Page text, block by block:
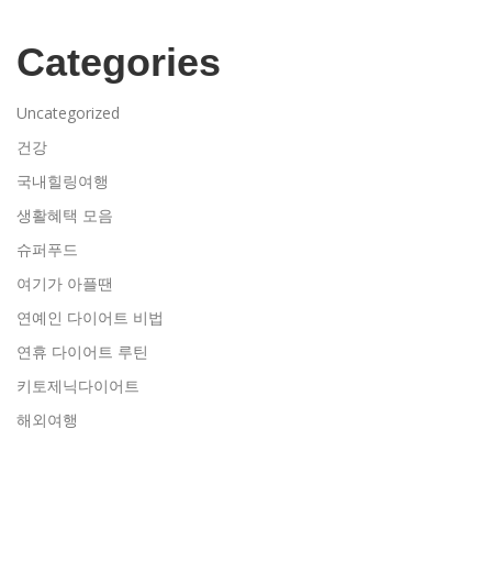
Categories
Uncategorized
건강
국내힐링여행
생활혜택 모음
슈퍼푸드
여기가 아플땐
연예인 다이어트 비법
연휴 다이어트 루틴
키토제닉다이어트
해외여행